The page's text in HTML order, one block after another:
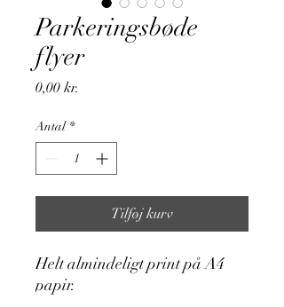
Parkeringsbøde
flyer
0,00 kr.
Antal *
Tilføj kurv
Helt almindeligt print på A4
papir.